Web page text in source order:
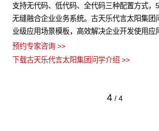
支持无代码、低代码、全代码三种配置方式，
无缝融合企业业务系统。古天乐代言太阳集团
业级应用场景模板，高效解决企业开发使用应
预约专家咨询 >>
下载古天乐代言太阳集团问学介绍 >>
4 / 4